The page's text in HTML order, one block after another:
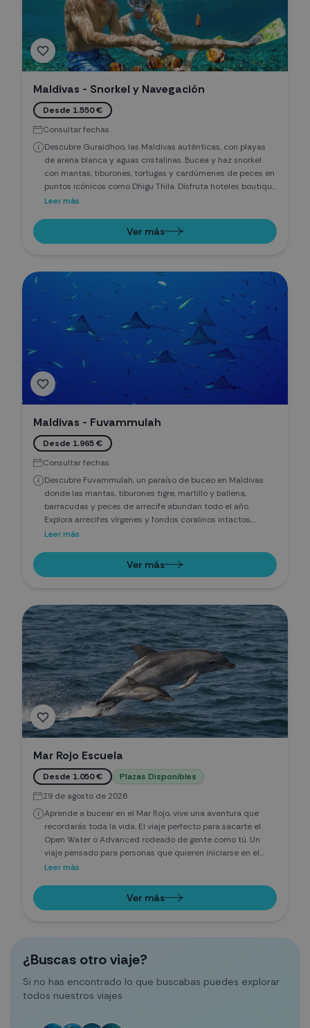
Maldivas - Snorkel y Navegación
Desde 1.550 €
Consultar fechas
Descubre Guraidhoo, las Maldivas auténticas, con playas
de arena blanca y aguas cristalinas. Bucea y haz snorkel
con mantas, tiburones, tortugas y cardúmenes de peces en
puntos icónicos como Dhigu Thila. Disfruta hoteles boutique
locales, gastronomía y cultura maldiva, combinando
Leer más
Ver más
Maldivas - Fuvammulah
Desde 1.965 €
Consultar fechas
Descubre Fuvammulah, un paraíso de buceo en Maldivas
donde las mantas, tiburones tigre, martillo y ballena,
barracudas y peces de arrecife abundan todo el año.
Explora arrecifes vírgenes y fondos coralinos intactos,
ideales para inmersiones desafiantes. Un destino único
grandes pelágicos en aguas cristalinas del Índico.
Leer más
Ver más
Mar Rojo Escuela
Desde 1.050 €
Plazas Disponibles
29 de agosto de 2026
Aprende a bucear en el Mar Rojo, vive una aventura que
recordarás toda la vida. El viaje perfecto para sacarte el
Open Water o Advanced rodeado de gente como tú. Un
viaje pensado para personas que quieren iniciarse en el
buceo de verdad: aprender con instructores españoles,
descubrir una pasión que puede cambiarte la vida.
Leer más
Ver más
¿Buscas otro viaje?
Si no has encontrado lo que buscabas puedes explorar
todos nuestros viajes